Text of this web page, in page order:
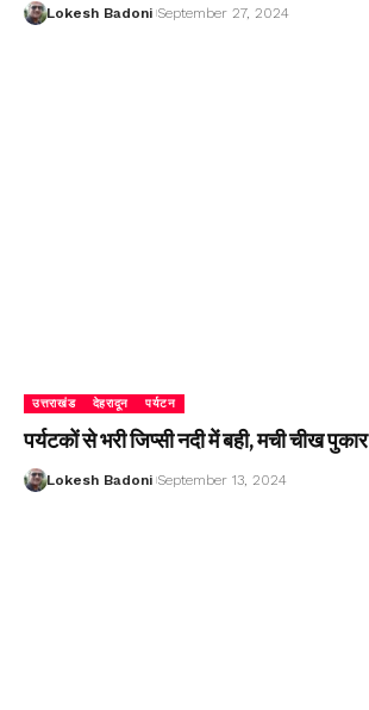
Lokesh Badoni September 27, 2024
उत्तराखंड देहरादून पर्यटन
पर्यटकों से भरी जिप्सी नदी में बही, मची चीख पुकार
Lokesh Badoni September 13, 2024